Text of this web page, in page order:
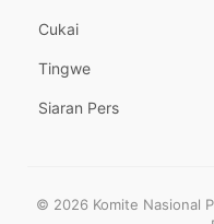
Cukai
Tingwe
Siaran Pers
© 2026 Komite Nasional